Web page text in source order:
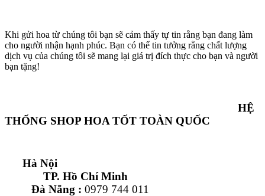
Khi gửi hoa từ chúng tôi bạn sẽ cảm thấy tự tin rằng bạn đang làm
cho người nhận hạnh phúc. Bạn có thể tin tưởng rằng chất lượng
dịch vụ của chúng tôi sẽ mang lại giá trị đích thực cho bạn và người
bạn tặng!
HỆ
THỐNG SHOP HOA TỐT TOÀN QUỐC
Hà Nội
TP. Hồ Chí Minh
Đà Nẵng : 0979 744 011